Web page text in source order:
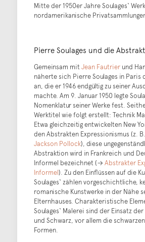
Mitte der 1950er Jahre Soulages‘
nordamerikanische
Pierre Soulages und die
Gemeinsam mitJean Fautrierund
näherte sich Pierre Soulages in Paris
an, die er 1946 endgültig zu seiner
machte. Am 9. Januar 1950 legte
Nomenklatur seiner Werke fest.
Werktitel wie folgt erstellt: Technik
Etwa gleichzeitig entwickelten New
den Abstrakten Expressionismus (z. B.
Jackson Pollock), diese
Abstraktion wird in Frankreich und
Informel bezeichnet (→ Abstrakter
Informel). Zu den Einflüssen auf die
Soulages‘ zählen vorgeschichtliche,
romanische Kunstwerke in der Nähe
Elternhauses. Charakteristische
Soulages‘ Malerei sind der Einsatz
und Schwarz, vor allem die
Formen.